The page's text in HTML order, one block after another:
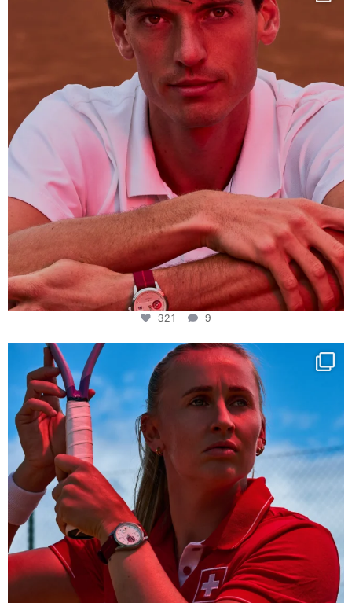
This week at...
321
9
321 9
Determination, elegance and Swiss precision —
442
14